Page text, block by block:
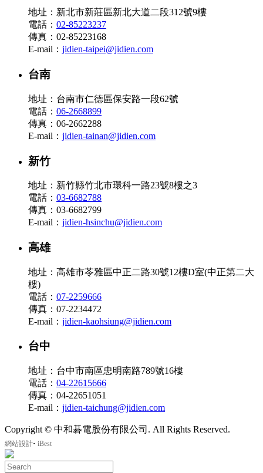
地址：新北市新莊區新北大道二段312號9樓
電話： 02-85223237
傳真：02-85223168
E-mail： jidien-taipei@jidien.com
台南
地址：台南市仁德區保安路一段62號
電話： 06-2668899
傳真：06-2662288
E-mail： jidien-tainan@jidien.com
新竹
地址：新竹縣竹北市環科一路23號8樓之3
電話： 03-6682788
傳真：03-6682799
E-mail： jidien-hsinchu@jidien.com
高雄
地址：高雄市苓雅區中正二路30號12樓D室(中正第二大
樓)
電話： 07-2259666
傳真：07-2234472
E-mail： jidien-kaohsiung@jidien.com
台中
地址：台中市南區忠明南路789號16樓
電話： 04-22615666
傳真：04-22651051
E-mail： jidien-taichung@jidien.com
Copyright © 中和碁電股份有限公司. All Rights Reserved.
網站設計‧ iBest